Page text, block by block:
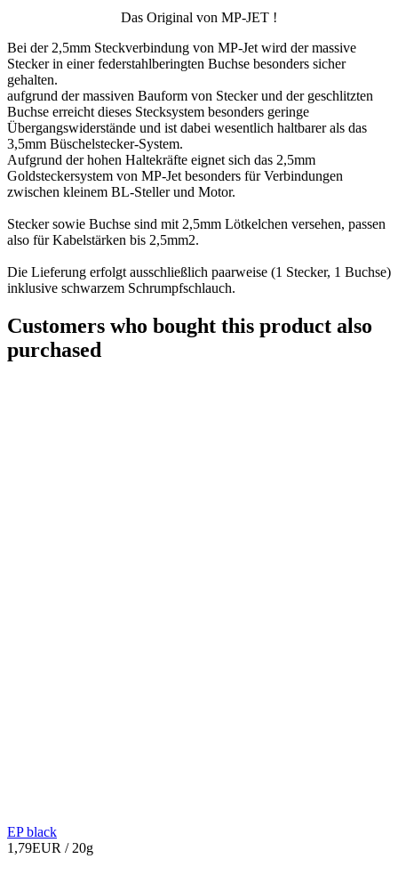
Das Original von MP-JET !
Bei der 2,5mm Steckverbindung von MP-Jet wird der massive
Stecker in einer federstahlberingten Buchse besonders sicher
gehalten.
aufgrund der massiven Bauform von Stecker und der geschlitzten
Buchse erreicht dieses Stecksystem besonders geringe
Übergangswiderstände und ist dabei wesentlich haltbarer als das
3,5mm Büschelstecker-System.
Aufgrund der hohen Haltekräfte eignet sich das 2,5mm
Goldsteckersystem von MP-Jet besonders für Verbindungen
zwischen kleinem BL-Steller und Motor.
Stecker sowie Buchse sind mit 2,5mm Lötkelchen versehen, passen
also für Kabelstärken bis 2,5mm2.
Die Lieferung erfolgt ausschließlich paarweise (1 Stecker, 1 Buchse)
inklusive schwarzem Schrumpfschlauch.
Customers who bought this product also
purchased
EP black
1,79EUR / 20g